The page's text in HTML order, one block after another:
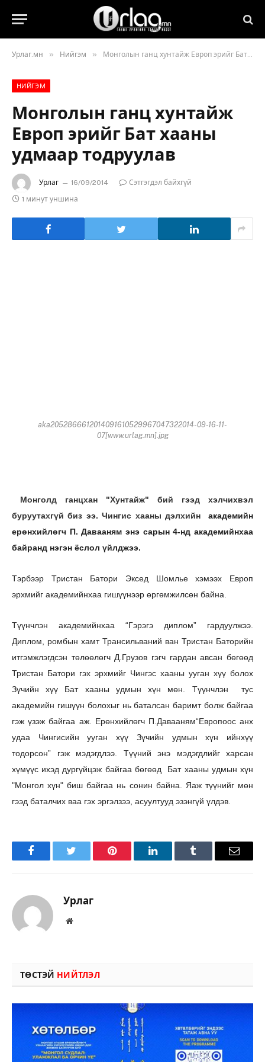
Урлаг.мн » Нийгэм » Монголын ганц хунтайж Европ эрийг Бат хааны удмаар тодруулав
НИЙГЭМ
Монголын ганц хунтайж
Европ эрийг Бат хааны
удмаар тодруулав
Урлаг 16/09/2014
Сэтгэгдэл байхгүй
1 минут уншина
aka2052866612014091610529967047322014-09-16-11-
07[www.urlag.mn].jpg
Монголд ганцхан "Хунтайж" бий гээд хэлчихвэл
буруутахгүй биз ээ. Чингис хааны дэлхийн
академийн
ерөнхийлөгч П. Давааням энэ сарын 4-нд академийнхаа
байранд нэгэн ёслол үйлджээ.
Тэрбээр Тристан Батори Эксед Шомлье хэмээх Европ
эрхмийг академийнхаа гишүүнээр өргөмжилсөн байна.
Түүнчлэн академийнхаа “Гэрэгэ диплом” гардуулжээ.
Диплом, ромбын хамт Трансильваний ван Тристан Баторийн
итгэмжлэгдсэн төлөөлөгч Д.Грузов гэгч гардан авсан бөгөөд
Тристан Батори гэх эрхмийг Чингэс хааны ууган хүү болох
Зүчийн хүү Бат хааны удмын хүн мөн. Түүнчлэн тус
академийн гишүүн болохыг нь баталсан баримт болж байгаа
гэж үзэж байгаа аж. Ерөнхийлөгч П.Давааням“Европоос анх
удаа Чингисийн ууган хүү Зүчийн удмын хүн ийнхүү
тодорсон” гэж мэдэгдлээ. Түүний энэ мэдэгдлийг харсан
хүмүүс ихэд дургүйцэж байгаа бөгөөд Бат хааны удмын хүн
"Монгол хүн" биш байгаа нь сонин байна. Яаж түүнийг мөн
гээд баталчих ваа гэх эргэлзээ, асуултууд эзэнгүй үлдэв.
FacebookTwitter Pinterest LinkedInTumblr Имэйл
Урлаг
Вэбсайт
ТӨСТЭЙ НИЙТЛЭЛ